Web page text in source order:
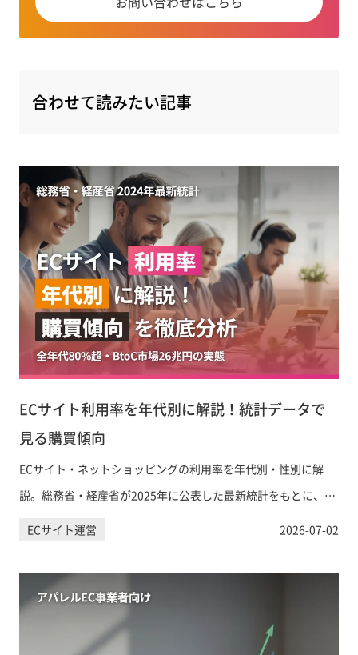
合わせて読みたい記事
ECサイト利用率を年代別に解説！統計データで
見る購買傾向
ECサイト・ネットショッピングの利用率を年代別・性別に解
説。総務省・経産省が2025年に公表した最新統計をもとに、購
買傾向・品目別データ・EC市場規模をわかりやすくまとめまし
ECサイト運営 2026-07-02